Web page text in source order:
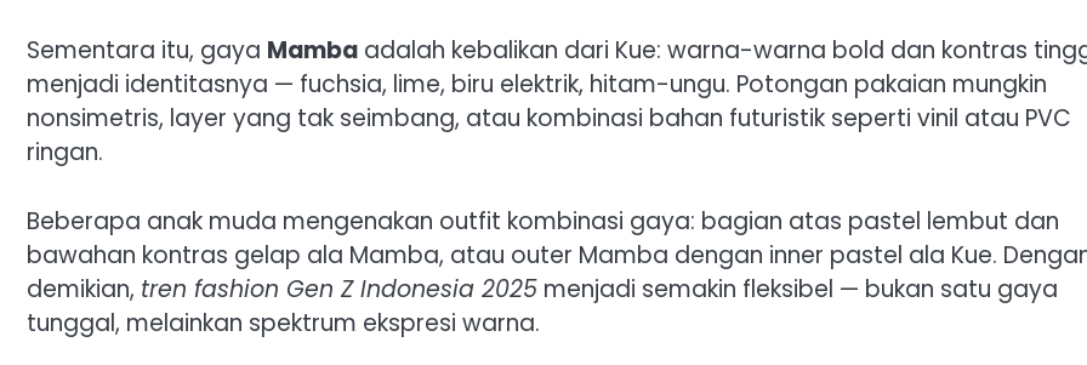
Sementara itu, gaya Mamba adalah kebalikan dari Kue: warna-warna bold dan kontras
menjadi identitasnya — fuchsia, lime, biru elektrik, hitam-ungu. Potongan pakaian mungkin
nonsimetris, layer yang tak seimbang, atau kombinasi bahan futuristik seperti vinil atau PVC
ringan.
Beberapa anak muda mengenakan outfit kombinasi gaya: bagian atas pastel lembut dan
bawahan kontras gelap ala Mamba, atau outer Mamba dengan inner pastel ala Kue.
demikian, tren fashion Gen Z Indonesia 2025 menjadi semakin fleksibel — bukan satu gaya
tunggal, melainkan spektrum ekspresi warna.